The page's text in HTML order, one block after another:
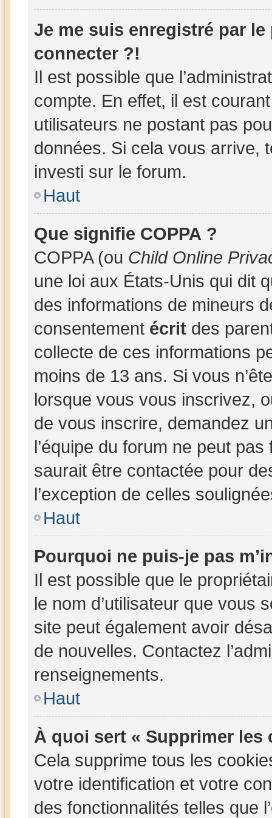
Je me suis enregistré par
connecter ?!
Il est possible que
compte. En effet, il est
utilisateurs ne postant pas
données. Si cela vous arrive,
investi sur le forum.
Haut
Que signifie COPPA ?
COPPA (ou Child Online
une loi aux États-Unis qui dit
des informations de mineurs
consentement écrit des
collecte de ces informations
moins de 13 ans. Si vous
lorsque vous vous inscrivez,
de vous inscrire, demandez
l’équipe du forum ne peut
saurait être contactée pour
l’exception de celles
Haut
Pourquoi ne puis-je pas
Il est possible que le
le nom d’utilisateur que vous
site peut également avoir
de nouvelles. Contactez
renseignements.
Haut
À quoi sert « Supprimer les
Cela supprime tous les
votre identification et votre
des fonctionnalités telles que